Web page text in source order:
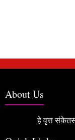
About Us
हे वृत्त